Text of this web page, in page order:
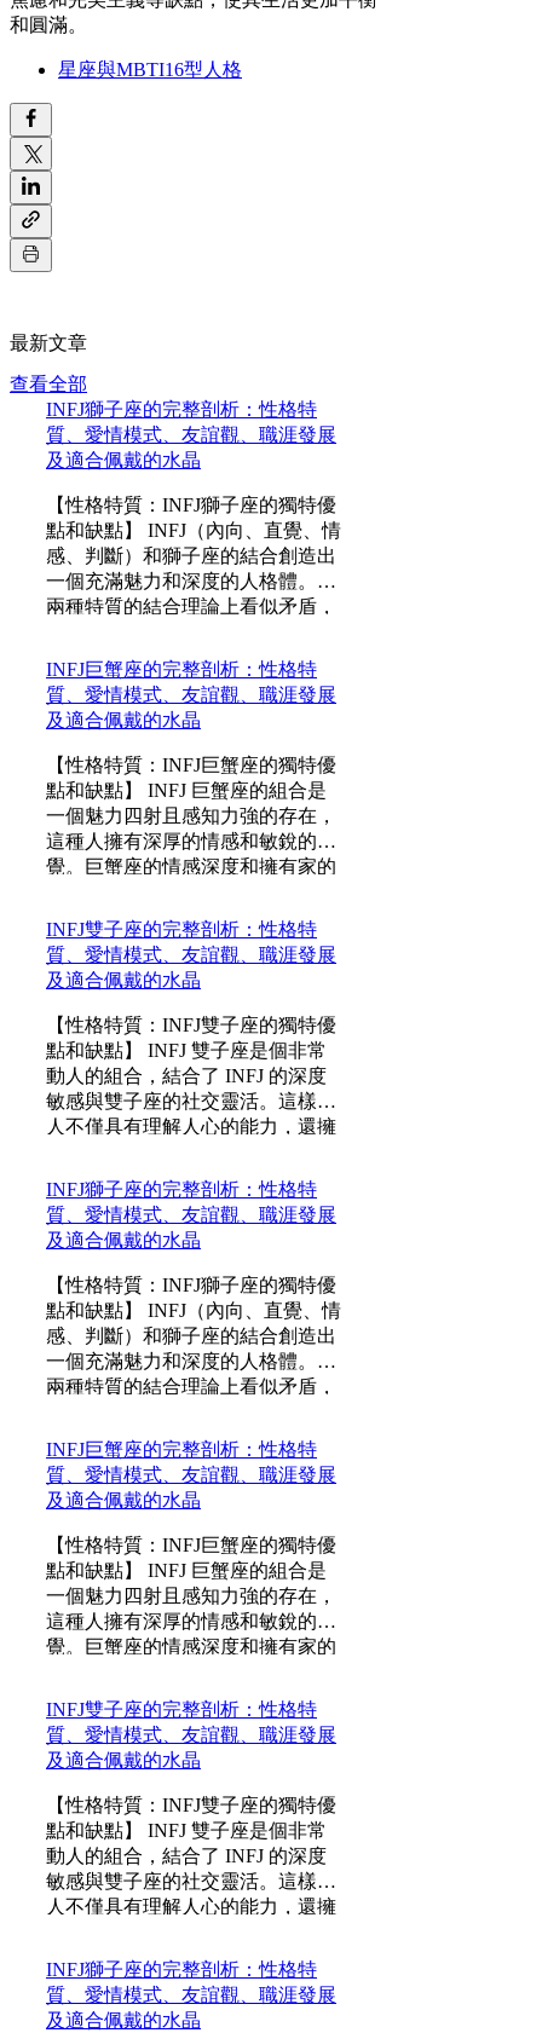
和圓滿。
星座與MBTI16型人格
最新文章
查看全部
INFJ獅子座的完整剖析：性格特
質、愛情模式、友誼觀、職涯發展
及適合佩戴的水晶
【性格特質：INFJ獅子座的獨特優
點和缺點】 INFJ（內向、直覺、情
感、判斷）和獅子座的結合創造出
一個充滿魅力和深度的人格體。這
兩種特質的結合理論上看似矛盾，
的角色。INFJ 的內向性和敏感性與
獅子座的自信和領袖氣質相遇，產
生了一個既關心他人...
INFJ巨蟹座的完整剖析：性格特
質、愛情模式、友誼觀、職涯發展
及適合佩戴的水晶
【性格特質：INFJ巨蟹座的獨特優
點和缺點】 INFJ 巨蟹座的組合是
一個魅力四射且感知力強的存在，
這種人擁有深厚的情感和敏銳的直
覺。巨蟹座的情感深度和擁有家的
性相融合，使他們既是內心豐富的
夢想家，又是關愛他人的照顧者。
優點...
INFJ雙子座的完整剖析：性格特
質、愛情模式、友誼觀、職涯發展
及適合佩戴的水晶
【性格特質：INFJ雙子座的獨特優
點和缺點】 INFJ 雙子座是個非常
動人的組合，結合了 INFJ 的深度
敏感與雙子座的社交靈活。這樣的
人不僅具有理解人心的能力，還擁
們擁有深厚的同理心，善於觀察及
與人建立深刻的情感聯繫；雙子的
活潑與好奇心...
INFJ獅子座的完整剖析：性格特
質、愛情模式、友誼觀、職涯發展
及適合佩戴的水晶
【性格特質：INFJ獅子座的獨特優
點和缺點】 INFJ（內向、直覺、情
感、判斷）和獅子座的結合創造出
一個充滿魅力和深度的人格體。這
兩種特質的結合理論上看似矛盾，
的角色。INFJ 的內向性和敏感性與
獅子座的自信和領袖氣質相遇，產
生了一個既關心他人...
INFJ巨蟹座的完整剖析：性格特
質、愛情模式、友誼觀、職涯發展
及適合佩戴的水晶
【性格特質：INFJ巨蟹座的獨特優
點和缺點】 INFJ 巨蟹座的組合是
一個魅力四射且感知力強的存在，
這種人擁有深厚的情感和敏銳的直
覺。巨蟹座的情感深度和擁有家的
性相融合，使他們既是內心豐富的
夢想家，又是關愛他人的照顧者。
優點...
INFJ雙子座的完整剖析：性格特
質、愛情模式、友誼觀、職涯發展
及適合佩戴的水晶
【性格特質：INFJ雙子座的獨特優
點和缺點】 INFJ 雙子座是個非常
動人的組合，結合了 INFJ 的深度
敏感與雙子座的社交靈活。這樣的
人不僅具有理解人心的能力，還擁
們擁有深厚的同理心，善於觀察及
與人建立深刻的情感聯繫；雙子的
活潑與好奇心...
INFJ獅子座的完整剖析：性格特
質、愛情模式、友誼觀、職涯發展
及適合佩戴的水晶